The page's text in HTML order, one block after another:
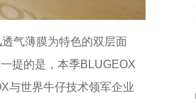
气薄膜为特色的双层面
提的是，本季BLUGEOX
与世界牛仔技术领军企业